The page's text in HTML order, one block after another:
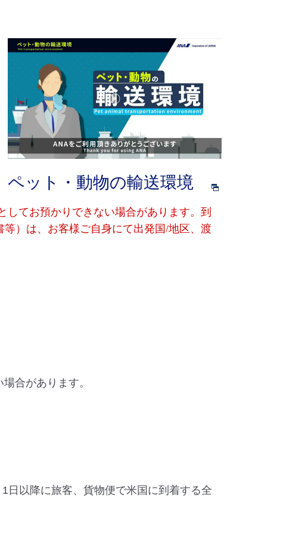
ペット・動物の輸送環境
てお預かりできない場合があります。到
）は、お客様ご自身にて出発国/地区、渡
合があります。
日以降に旅客、貨物便で米国に到着する全